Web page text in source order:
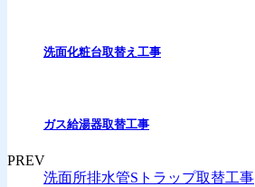
洗面化粧台取替え工事
ガス給湯器取替工事
PREV
洗面所排水管Sトラップ取替工事